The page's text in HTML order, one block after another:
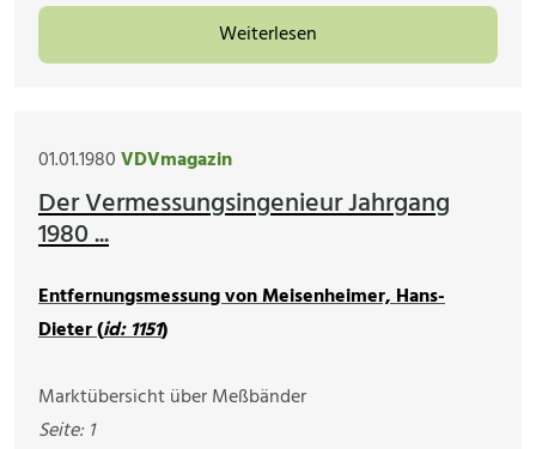
Weiterlesen
01.01.1980VDVmagazin
Der Vermessungsingenieur Jahrgang
1980 ...
Entfernungsmessung von Meisenheimer, Hans-
Dieter (id: 1151)
Marktübersicht über Meßbänder
Seite: 1